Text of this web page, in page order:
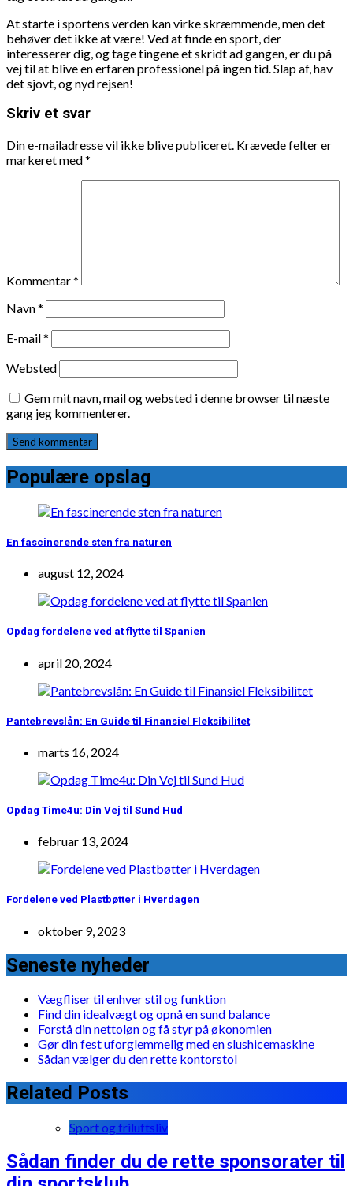
At starte i sportens verden kan virke skræmmende, men det
behøver det ikke at være! Ved at finde en sport, der
interesserer dig, og tage tingene et skridt ad gangen, er du på
vej til at blive en erfaren professionel på ingen tid. Slap af, hav
det sjovt, og nyd rejsen!
Skriv et svar
Din e-mailadresse vil ikke blive publiceret. Krævede felter er
markeret med*
Kommentar*
Navn*
E-mail*
Websted
Gem mit navn, mail og websted i denne browser til næste
gang jeg kommenterer.
Populære opslag
En fascinerende sten fra naturen
august 12, 2024
Opdag fordelene ved at flytte til Spanien
april 20, 2024
Pantebrevslån: En Guide til Finansiel Fleksibilitet
marts 16, 2024
Opdag Time4u: Din Vej til Sund Hud
februar 13, 2024
Fordelene ved Plastbøtter i Hverdagen
oktober 9, 2023
Seneste nyheder
Vægfliser til enhver stil og funktion
Find din idealvægt og opnå en sund balance
Forstå din nettoløn og få styr på økonomien
Gør din fest uforglemmelig med en slushicemaskine
Sådan vælger du den rette kontorstol
Related Posts
Sport og friluftsliv
Sådan finder du de rette sponsorater til